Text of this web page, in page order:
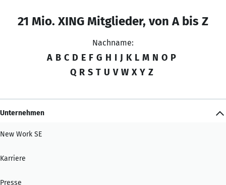
21 Mio. XING Mitglieder, von A bis Z
Nachname:
A B C D E F G H I J K L M N O P
Q R S T U V W X Y Z
Unternehmen
New Work SE
Karriere
Presse